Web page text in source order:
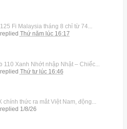
Fi Malaysia tháng 8 chỉ từ 74...
replied Thứ năm lúc 16:17
110 Xanh Nhớt nhập Nhật – Chiếc...
replied Thứ tư lúc 16:46
chính thức ra mắt Việt Nam, động...
replied 1/8/26